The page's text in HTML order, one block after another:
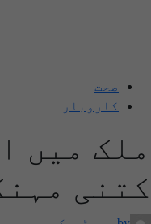
صحت
کاروبار
ملک میں
کتنی